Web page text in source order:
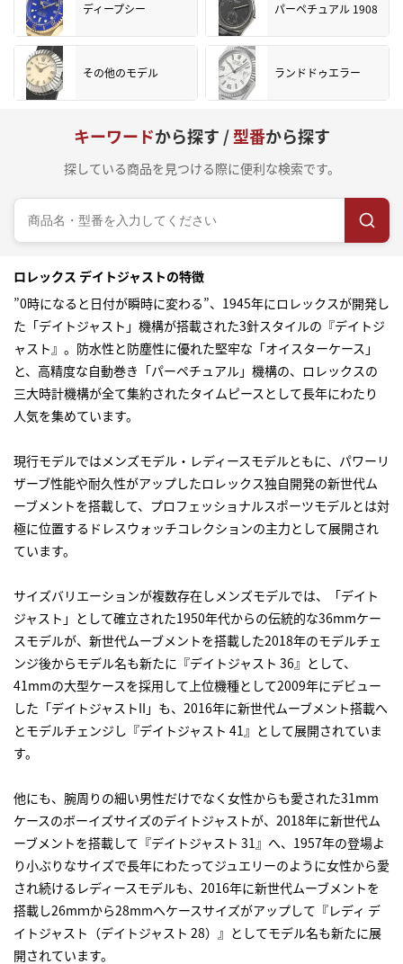
ディープシー パーペチュアル 1908
その他のモデル ランドドゥエラー
キーワードから探す /型番から探す
探している商品を見つける際に便利な検索です。
ロレックス デイトジャストの特徴
”0時になると日付が瞬時に変わる”、1945年にロレックスが開発し
た「デイトジャスト」機構が搭載された3針スタイルの『デイトジ
ャスト』。防水性と防塵性に優れた堅牢な「オイスターケース」
と、高精度な自動巻き「パーペチュアル」機構の、ロレックスの
三大時計機構が全て集約されたタイムピースとして長年にわたり
人気を集めています。
現行モデルではメンズモデル・レディースモデルともに、パワーリ
ザーブ性能や耐久性がアップしたロレックス独自開発の新世代ム
ーブメントを搭載して、プロフェッショナルスポーツモデルとは対
極に位置するドレスウォッチコレクションの主力として展開され
ています。
サイズバリエーションが複数存在しメンズモデルでは、「デイト
ジャスト」として確立された1950年代からの伝統的な36mmケー
スモデルが、新世代ムーブメントを搭載した2018年のモデルチェ
ンジ後からモデル名も新たに『デイトジャスト 36』として、
41mmの大型ケースを採用して上位機種として2009年にデビュー
した「デイトジャストII」も、2016年に新世代ムーブメント搭載へ
とモデルチェンジし『デイトジャスト 41』として展開されていま
す。
他にも、腕周りの細い男性だけでなく女性からも愛された31mm
ケースのボーイズサイズのデイトジャストが、2018年に新世代ム
ーブメントを搭載して『デイトジャスト 31』へ、1957年の登場よ
り小ぶりなサイズで長年にわたってジュエリーのように女性から愛
され続けるレディースモデルも、2016年に新世代ムーブメントを
搭載し26mｍから28mmへケースサイズがアップして『レディ デ
イトジャスト（デイトジャスト 28）』としてモデル名も新たに展
開されています。